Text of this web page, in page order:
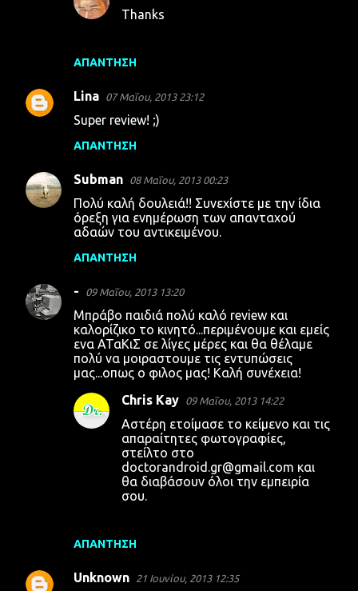
ΑΠΆΝΤΗΣΗ
Thanks
Lina 07 Μαΐου, 2013 23:12
Super review! ;)
ΑΠΆΝΤΗΣΗ
Subman 08 Μαΐου, 2013 00:23
Πολύ καλή δουλειά!! Συνεχίστε με την ίδια
όρεξη για ενημέρωση των απανταχού
αδαών του αντικειμένου.
ΑΠΆΝΤΗΣΗ
- 09 Μαΐου, 2013 13:20
Μπράβο παιδιά πολύ καλό review και
καλορίζικο το κινητό...περιμένουμε και εμείς
ενα ΑΤαΚιΣ σε λίγες μέρες και θα θέλαμε
πολύ να μοιραστουμε τις εντυπώσεις
μας...οπως ο φιλος μας! Καλή συνέχεια!
ΑΠΆΝΤΗΣΗ
Chris Kay 09 Μαΐου, 2013 14:22
Αστέρη ετοίμασε το κείμενο και τις
απαραίτητες φωτογραφίες,
στείλτο στο
doctorandroid.gr@gmail.com και
θα διαβάσουν όλοι την εμπειρία
σου.
Unknown 21 Ιουνίου, 2013 12:35